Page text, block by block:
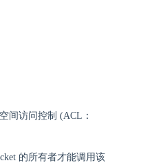
间访问控制 (ACL：
的所有者才能调用该